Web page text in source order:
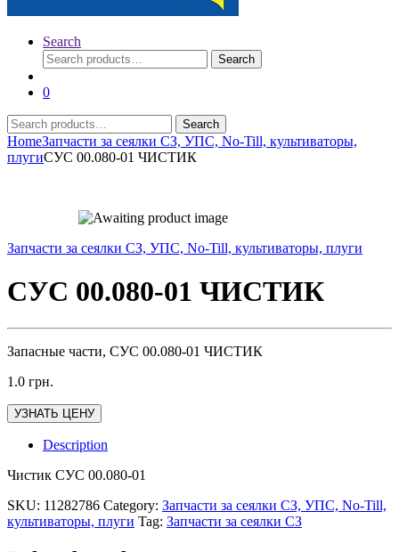
Search
Search
for:
Search
0
Search
for:
Search
HomeЗапчасти за сеялки СЗ, УПС, No-Till, культиваторы,
плугиСУС 00.080-01 ЧИСТИК
Запчасти за сеялки СЗ, УПС, No-Till, культиваторы, плуги
СУС 00.080-01 ЧИСТИК
Запасные части, СУС 00.080-01 ЧИСТИК
1.0 грн.
УЗНАТЬ ЦЕНУ
Description
Чистик СУС 00.080-01
SKU: 11282786 Category: Запчасти за сеялки СЗ, УПС, No-Till,
культиваторы, плуги Tag: Запчасти за сеялки СЗ